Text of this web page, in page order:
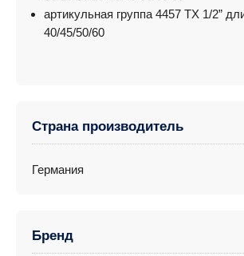
артикульная группа 4457 TX 1/2”
40/45/50/60
Страна производитель
Германия
Бренд